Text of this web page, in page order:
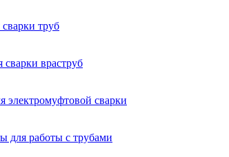
труб
враструб
электромуфтовой сварки
для работы с трубами